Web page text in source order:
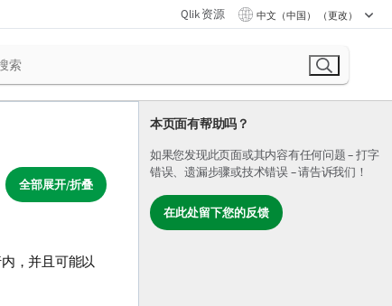
Qlik 资源 中文（中国） （更改）
本页面有帮助吗？
如果您发现此页面或其内容有任何问题 – 打字
错误、遗漏步骤或技术错误 – 请告诉我们！
在此处留下您的反馈
全部展开/折叠
，并且可能以